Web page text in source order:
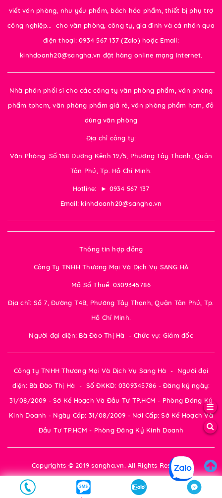
viết văn phòng, nhu yếu phẩm, bách hóa phẩm, thiết bị phụ trợ
công nghiệp... cho văn phòng, công ty, gia đình và cá nhân qua
điện thoại: 0934 567 137 (Zalo) hoặc Email:
kinhdoanh20@sangha.vn đặt hàng online mạng Internet.
Nhà phân phối sỉ cho các công ty văn phòng phẩm, văn phòng
phẩm tphcm, văn phòng phẩm giá rẻ, văn phòng phẩm hcm, đồ
dùng văn phòng
Địa chỉ công ty:
Văn Phòng: Số 158 Đường Kênh 19/5, Phường Tây Thạnh, Quận
Tân Phú, Tp. Hồ Chí Minh.
Hotline: ► 0934 567 137
Email: kinhdoanh20@sangha.vn
Thông tin hợp đồng
Công Ty TNHH Thương Mại Và Dịch Vụ SANG HÀ
Mã Số Thuế: 0309345786
Địa chỉ: Số 7, Đường T4B, Phường Tây Thạnh, Quận Tân Phú, Tp.
Hồ Chí Minh.
Người đại diện: Bà Đào Thị Hà - Chức vụ: Giám đốc
Công ty TNHH Thương Mại Và Dịch Vụ Sang Hà - Người đại
diện: Bà Đào Thị Hà - Số ĐKKD: 0309345786 - Đăng ký ngày:
31/08/2009 - Sở Kế Hoạch Và Đầu Tư TP.HCM - Phòng Đăng Ký
Kinh Doanh - Ngày Cấp: 31/08/2009 - Nơi Cấp: Sở Kế Hoạch Và
Đầu Tư TP.HCM - Phòng Đăng Ký Kinh Doanh
Copyrights © 2019 sangha.vn. All Rights Reserved.